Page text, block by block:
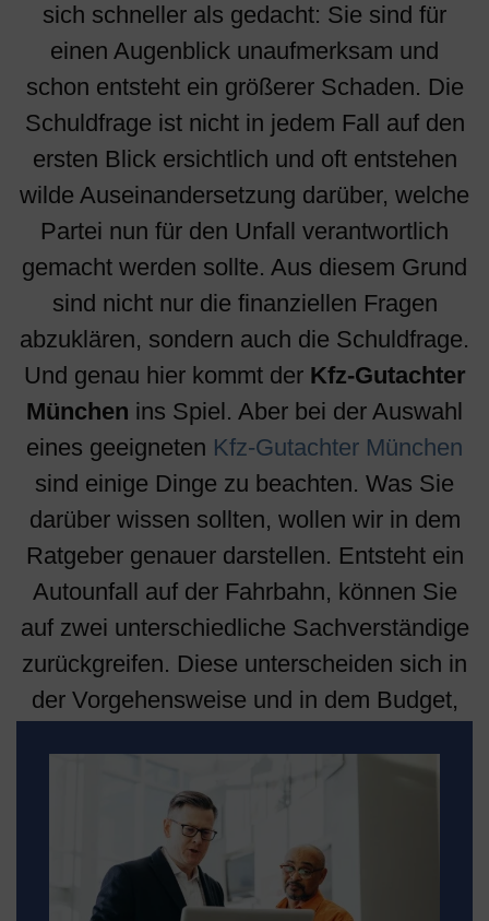
sich schneller als gedacht: Sie sind für
einen Augenblick unaufmerksam und
schon entsteht ein größerer Schaden. Die
Schuldfrage ist nicht in jedem Fall auf den
ersten Blick ersichtlich und oft entstehen
wilde Auseinandersetzung darüber, welche
Partei nun für den Unfall verantwortlich
gemacht werden sollte. Aus diesem Grund
sind nicht nur die finanziellen Fragen
abzuklären, sondern auch die Schuldfrage.
Und genau hier kommt derKfz-Gutachter
München ins Spiel. Aber bei der Auswahl
eines geeigneten Kfz-Gutachter München
sind einige Dinge zu beachten. Was Sie
darüber wissen sollten, wollen wir in dem
Ratgeber genauer darstellen. Entsteht ein
Autounfall auf der Fahrbahn, können Sie
auf zwei unterschiedliche Sachverständige
zurückgreifen. Diese unterscheiden sich in
der Vorgehensweise und in dem Budget,